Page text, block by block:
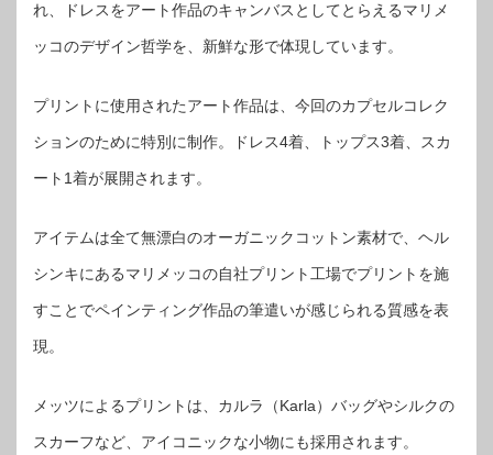
れ、ドレスをアート作品のキャンバスとしてとらえるマリメ
ッコのデザイン哲学を、新鮮な形で体現しています。
プリントに使用されたアート作品は、今回のカプセルコレク
ションのために特別に制作。ドレス4着、トップス3着、スカ
ート1着が展開されます。
アイテムは全て無漂白のオーガニックコットン素材で、ヘル
シンキにあるマリメッコの自社プリント工場でプリントを施
すことでペインティング作品の筆遣いが感じられる質感を表
現。
メッツによるプリントは、カルラ（Karla）バッグやシルクの
スカーフなど、アイコニックな小物にも採用されます。